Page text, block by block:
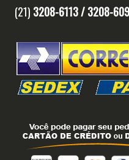
(21) 3208-6113 /3208-